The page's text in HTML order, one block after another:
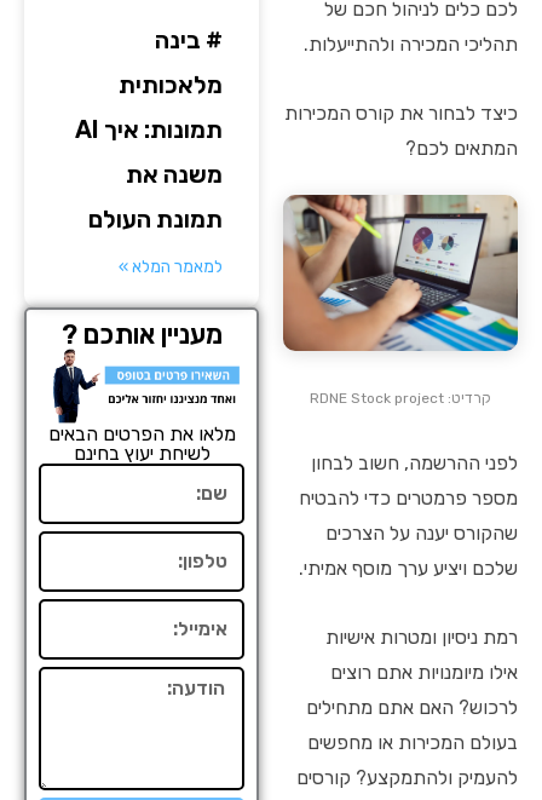
לכם כלים לניהול חכם של
תהליכי המכירה ולהתייעלות.
כיצד לבחור את קורס המכירות
המתאים לכם?
קרדיט: RDNE Stock project
לפני ההרשמה, חשוב לבחון
מספר פרמטרים כדי להבטיח
שהקורס יענה על הצרכים
שלכם ויציע ערך מוסף אמיתי.
רמת ניסיון ומטרות אישיות
אילו מיומנויות אתם רוצים
לרכוש? האם אתם מתחילים
בעולם המכירות או מחפשים
להעמיק ולהתמקצע? קורסים
# בינה
מלאכותית
תמונות: איך AI
משנה את
תמונת העולם
למאמר המלא »
מעניין אותכם ?
מלאו את הפרטים הבאים
לשיחת יעוץ בחינם
הודעה